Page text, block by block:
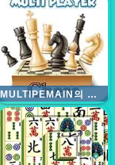
MULTIPEMAIN의 체스